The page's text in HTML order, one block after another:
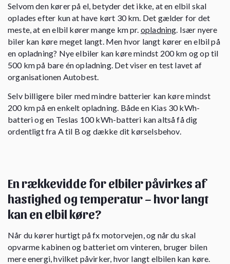
Selvom den kører på el, betyder det ikke, at en elbil skal
oplades efter kun at have kørt 30 km. Det gælder for det
meste, at en elbil kører mange km pr. opladning. Især nyere
biler kan køre meget langt. Men hvor langt kører en elbil på
en opladning? Nye elbiler kan køre mindst 200 km og op til
500 km på bare én opladning. Det viser en test lavet af
organisationen Autobest.
Selv billigere biler med mindre batterier kan køre mindst
200 km på en enkelt opladning. Både en Kias 30 kWh-
batteri og en Teslas 100 kWh-batteri kan altså få dig
ordentligt fra A til B og dække dit kørselsbehov.
En rækkevidde for elbiler påvirkes af
hastighed og temperatur – hvor langt
kan en elbil køre?
Når du kører hurtigt på fx motorvejen, og når du skal
opvarme kabinen og batteriet om vinteren, bruger bilen
mere energi, hvilket påvirker, hvor langt elbilen kan køre.